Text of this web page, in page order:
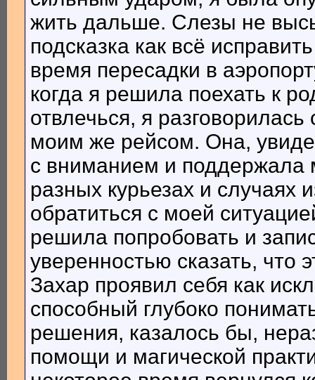
жить дальше. Слезы не
подсказка как всё
время пересадки в
когда я решила поехать к
отвлечься, я
моим же рейсом. Она,
с вниманием и поддержала
разных курьезах и случаях
обратиться с моей
решила попробовать и
уверенностью сказать,
Захар проявил себя как
способный глубоко
решения, казалось бы,
помощи и магической